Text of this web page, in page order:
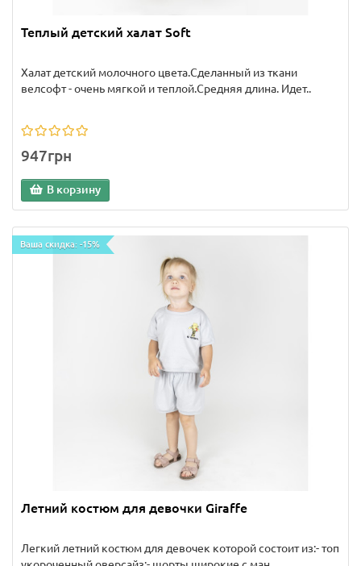
Теплый детский халат Soft
Халат детский молочного цвета.Сделанный из ткани
велсофт - очень мягкой и теплой.Средняя длина. Идет..
947грн
В корзину
Ваша скидка: -15%
Летний костюм для девочки Giraffe
Легкий летний костюм для девочек которой состоит из:- топ